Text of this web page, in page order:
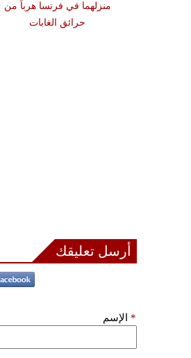
منزلهما في فرنسا هرباً من
حرائق الغابات
أرسل تعليقك
الإسم *